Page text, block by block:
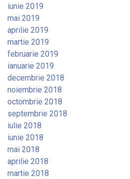
iunie 2019
mai 2019
aprilie 2019
martie 2019
februarie 2019
ianuarie 2019
decembrie 2018
noiembrie 2018
octombrie 2018
septembrie 2018
iulie 2018
iunie 2018
mai 2018
aprilie 2018
martie 2018